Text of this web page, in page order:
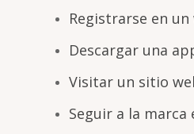
Registrarse en
Descargar una
Visitar un sitio
Seguir a la marca